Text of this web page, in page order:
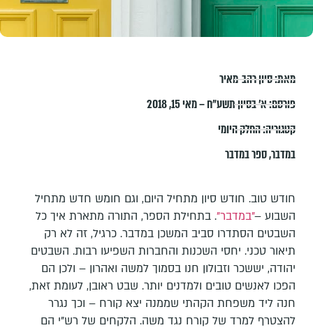
מאת:סיון רהב-מאיר
פורסם:א׳ בסיון תשע״ח – מאי 15, 2018
קטגוריה:החלק היומי
במדבר,ספר במדבר
חודש טוב. חודש סיון מתחיל היום, וגם חומש חדש מתחיל
השבוע –"במדבר". בתחילת הספר, התורה מתארת איך כל
השבטים הסתדרו סביב המשכן במדבר. כרגיל, זה לא רק
תיאור טכני. יחסי השכנות והחברות השפיעו רבות. השבטים
יהודה, יששכר וזבולון חנו בסמוך למשה ואהרון – ולכן הם
הפכו לאנשים טובים ולמדנים יותר. שבט ראובן, לעומת זאת,
חנה ליד משפחת הקהתי שממנה יצא קורח – וכך נגרר
להצטרף למרד של קורח נגד משה. הלקחים של רש"י הם